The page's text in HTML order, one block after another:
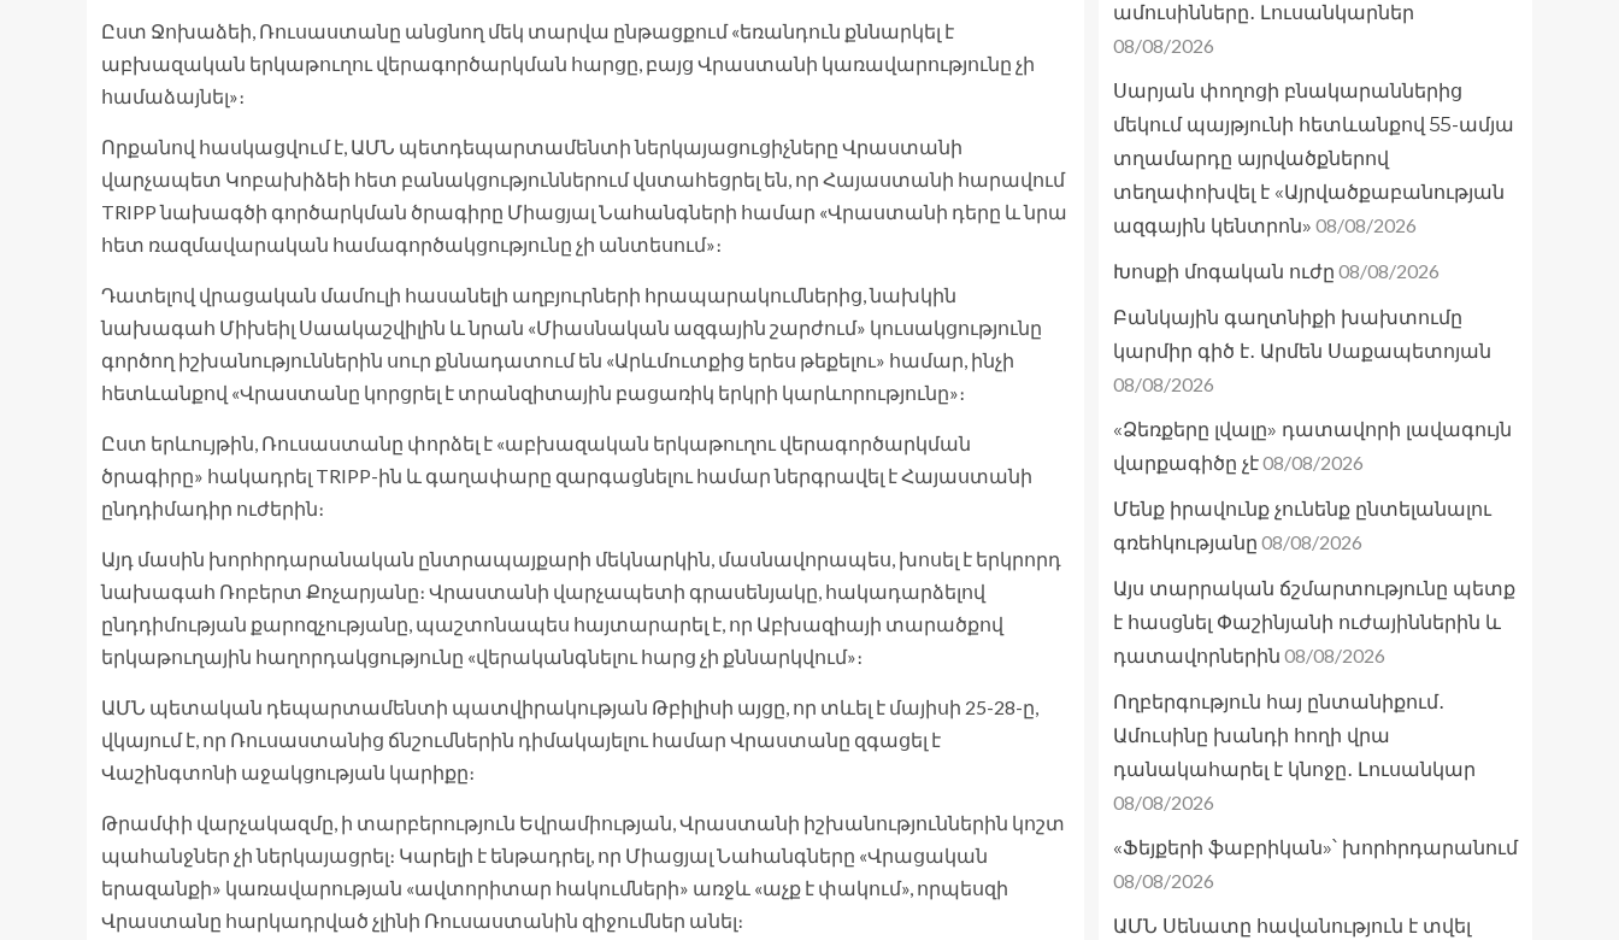
Ըստ Ջոխաձեի, Ռուսաստանը անցնող մեկ տարվա ընթացքում «եռանդուն քննարկել է
աբխազական երկաթուղու վերագործարկման հարցը, բայց Վրաստանի կառավարությունը չի
համաձայնել»։
Որքանով հասկացվում է, ԱՄՆ պետդեպարտամենտի ներկայացուցիչները Վրաստանի
վարչապետ Կոբախիձեի հետ բանակցություններում վստահեցրել են, որ Հայաստանի հարավում
TRIPP նախագծի գործարկման ծրագիրը Միացյալ Նահանգների համար «Վրաստանի դերը և նրա
հետ ռազմավարական համագործակցությունը չի անտեսում»։
Դատելով վրացական մամուլի հասանելի աղբյուրների հրապարակումներից, նախկին
նախագահ Միխեիլ Սաակաշվիլին և նրան «Միասնական ազգային շարժում» կուսակցությունը
գործող իշխանություններին սուր քննադատում են «Արևմուտքից երես թեքելու» համար, ինչի
հետևանքով «Վրաստանը կորցրել է տրանզիտային բացառիկ երկրի կարևորությունը»։
Ըստ երևույթին, Ռուսաստանը փորձել է «աբխազական երկաթուղու վերագործարկման
ծրագիրը» հակադրել TRIPP-ին և գաղափարը զարգացնելու համար ներգրավել է Հայաստանի
ընդդիմադիր ուժերին։
Այդ մասին խորհրդարանական ընտրապայքարի մեկնարկին, մասնավորապես, խոսել է երկրորդ
նախագահ Ռոբերտ Քոչարյանը։ Վրաստանի վարչապետի գրասենյակը, հակադարձելով
ընդդիմության քարոզչությանը, պաշտոնապես հայտարարել է, որ Աբխազիայի տարածքով
երկաթուղային հաղորդակցությունը «վերականգնելու հարց չի քննարկվում»։
ԱՄՆ պետական դեպարտամենտի պատվիրակության Թբիլիսի այցը, որ տևել է մայիսի 25-28-ը,
վկայում է, որ Ռուսաստանից ճնշումներին դիմակայելու համար Վրաստանը զգացել է
Վաշինգտոնի աջակցության կարիքը։
Թրամփի վարչակազմը, ի տարբերություն Եվրամիության, Վրաստանի իշխանություններին կոշտ
պահանջներ չի ներկայացրել։ Կարելի է ենթադրել, որ Միացյալ Նահանգները «Վրացական
երազանքի» կառավարության «ավտորիտար հակումների» առջև «աչք է փակում», որպեսզի
Վրաստանը հարկադրված չլինի Ռուսաստանին զիջումներ անել։
ամուսինները․ Լուսանկարներ
08/08/2026
Սարյան փողոցի բնակարաններից
մեկում պայթյունի հետևանքով 55-ամյա
տղամարդը այրվածքներով
տեղափոխվել է «Այրվածքաբանության
ազգային կենտրոն» 08/08/2026
Խոսքի մոգական ուժը 08/08/2026
Բանկային գաղտնիքի խախտումը
կարմիր գիծ է․ Արմեն Սաքապետոյան
08/08/2026
«Ձեռքերը լվալը» դատավորի լավագույն
վարքագիծը չէ08/08/2026
Մենք իրավունք չունենք ընտելանալու
գռեհկությանը 08/08/2026
Այս տարրական ճշմարտությունը պետք
է հասցնել Փաշինյանի ուժայիններին և
դատավորներին 08/08/2026
Ողբերգություն հայ ընտանիքում․
Ամուսինը խանդի հողի վրա
դանակահարել է կնոջը․ Լուսանկար
08/08/2026
«Ֆեյքերի ֆաբրիկան»՝ խորհրդարանում
08/08/2026
ԱՄՆ Սենատը հավանություն է տվել